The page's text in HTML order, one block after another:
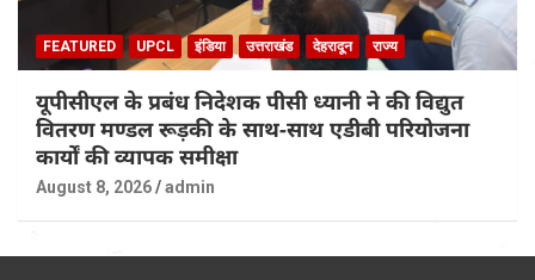
FEATURED UPCL इंडिया उत्तराखंड देहरादून राज्य
यूपीसीएल के प्रबंध निदेशक पीसी ध्यानी ने की विद्युत
वितरण मण्डल रूड़की के साथ-साथ एडीबी परियोजना
कार्यों की व्यापक समीक्षा
August 8, 2026 admin